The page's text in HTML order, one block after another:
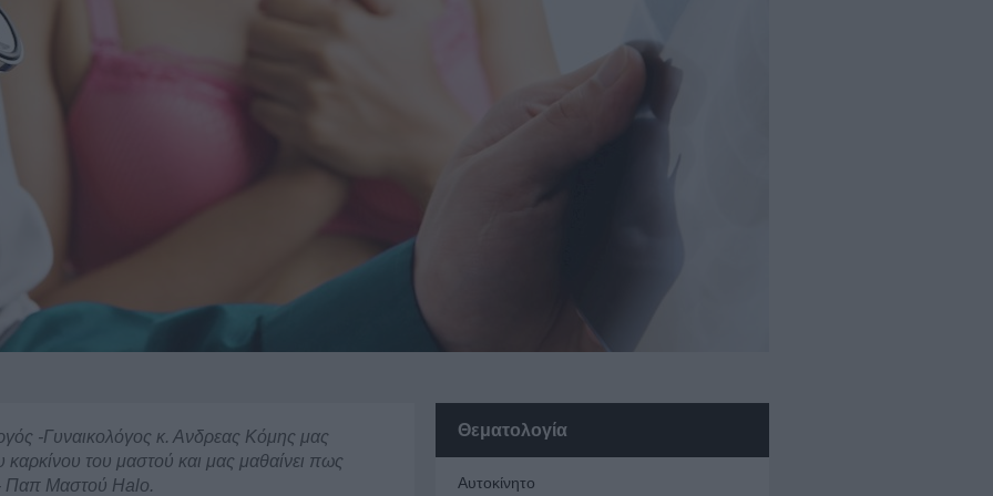
-Γυναικολόγος κ. Ανδρεας Κόμης μας
του μαστού και μας μαθαίνει πως
Παπ Μαστού Halo.
Θεματολογία
Αυτοκίνητο